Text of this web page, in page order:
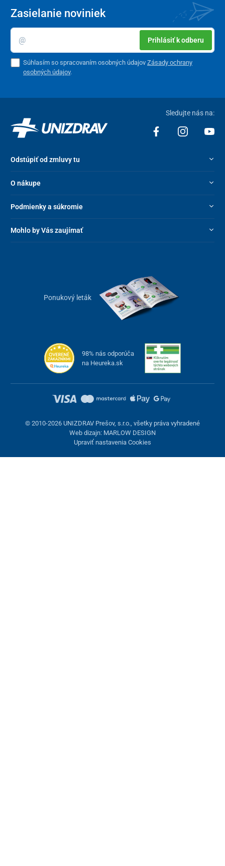
Zasielanie noviniek
Prihlásiť k odberu
Súhlasím so spracovaním osobných údajovZásady ochrany
osobných údajov.
Sledujte nás na:
Odstúpiť od zmluvy tu
O nákupe
Podmienky a súkromie
Mohlo by Vás zaujímať
Ponukový leták
98% nás odporúča
na Heureka.sk
© 2010-2026 UNIZDRAV Prešov, s.r.o., všetky práva vyhradené
Web dizajn: MARLOW DESIGN
Upraviť nastavenia Cookies